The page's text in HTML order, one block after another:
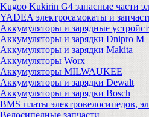
Kugoo Kukirin G4 запасные части
YADEA электросамокаты и
Аккумуляторы и зарядные
Аккумуляторы и зарядки Dnipro M
Аккумуляторы и зарядки Makita
Аккумуляторы Worx
Аккумуляторы MILWAUKEE
Аккумуляторы и зарядки Dewalt
Аккумуляторы и зарядки Bosch
BMS платы электровелосипедов,